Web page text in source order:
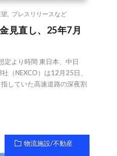
プレスリリースなど
見直し、25年7月
定より時間 東日本、中日
（NEXCO）は12月25日、
していた高速道路の深夜割
物流施設/不動産